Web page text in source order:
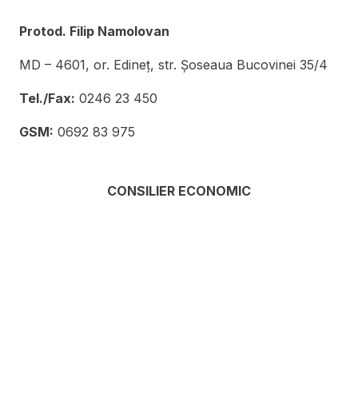
Protod. Filip Namolovan
MD – 4601, or. Edineţ, str. Şoseaua Bucovinei 35/4
Tel./Fax: 0246 23 450
GSM: 0692 83 975
CONSILIER ECONOMIC